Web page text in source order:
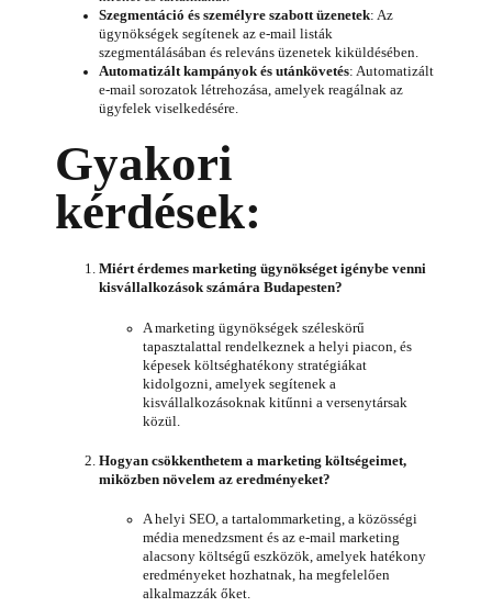
Szegmentáció és személyre szabott üzenetek: Az
ügynökségek segítenek az e-mail listák
szegmentálásában és releváns üzenetek kiküldésében.
Automatizált kampányok és utánkövetés: Automatizált
e-mail sorozatok létrehozása, amelyek reagálnak az
ügyfelek viselkedésére.
Gyakori
kérdések:
Miért érdemes marketing ügynökséget igénybe venni
kisvállalkozások számára Budapesten?
A marketing ügynökségek széleskörű
tapasztalattal rendelkeznek a helyi piacon, és
képesek költséghatékony stratégiákat
kidolgozni, amelyek segítenek a
kisvállalkozásoknak kitűnni a versenytársak
közül.
Hogyan csökkenthetem a marketing költségeimet,
miközben növelem az eredményeket?
A helyi SEO, a tartalommarketing, a közösségi
média menedzsment és az e-mail marketing
alacsony költségű eszközök, amelyek hatékony
eredményeket hozhatnak, ha megfelelően
alkalmazzák őket.